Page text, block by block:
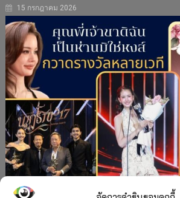
15 กรกฎาคม 2026